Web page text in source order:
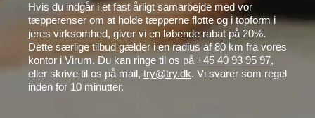
Hvis du indgår i et fast årligt samarbejde med vor
tæpperenser om at holde tæpperne flotte og i topform i
jeres virksomhed, giver vi en løbende rabat på 20%.
Dette særlige tilbud gælder i en radius af 80 km fra vores
kontor i Virum. Du kan ringe til os på +45 40 93 95 97,
eller skrive til os på mail, try@try.dk. Vi svarer som regel
inden for 10 minutter.